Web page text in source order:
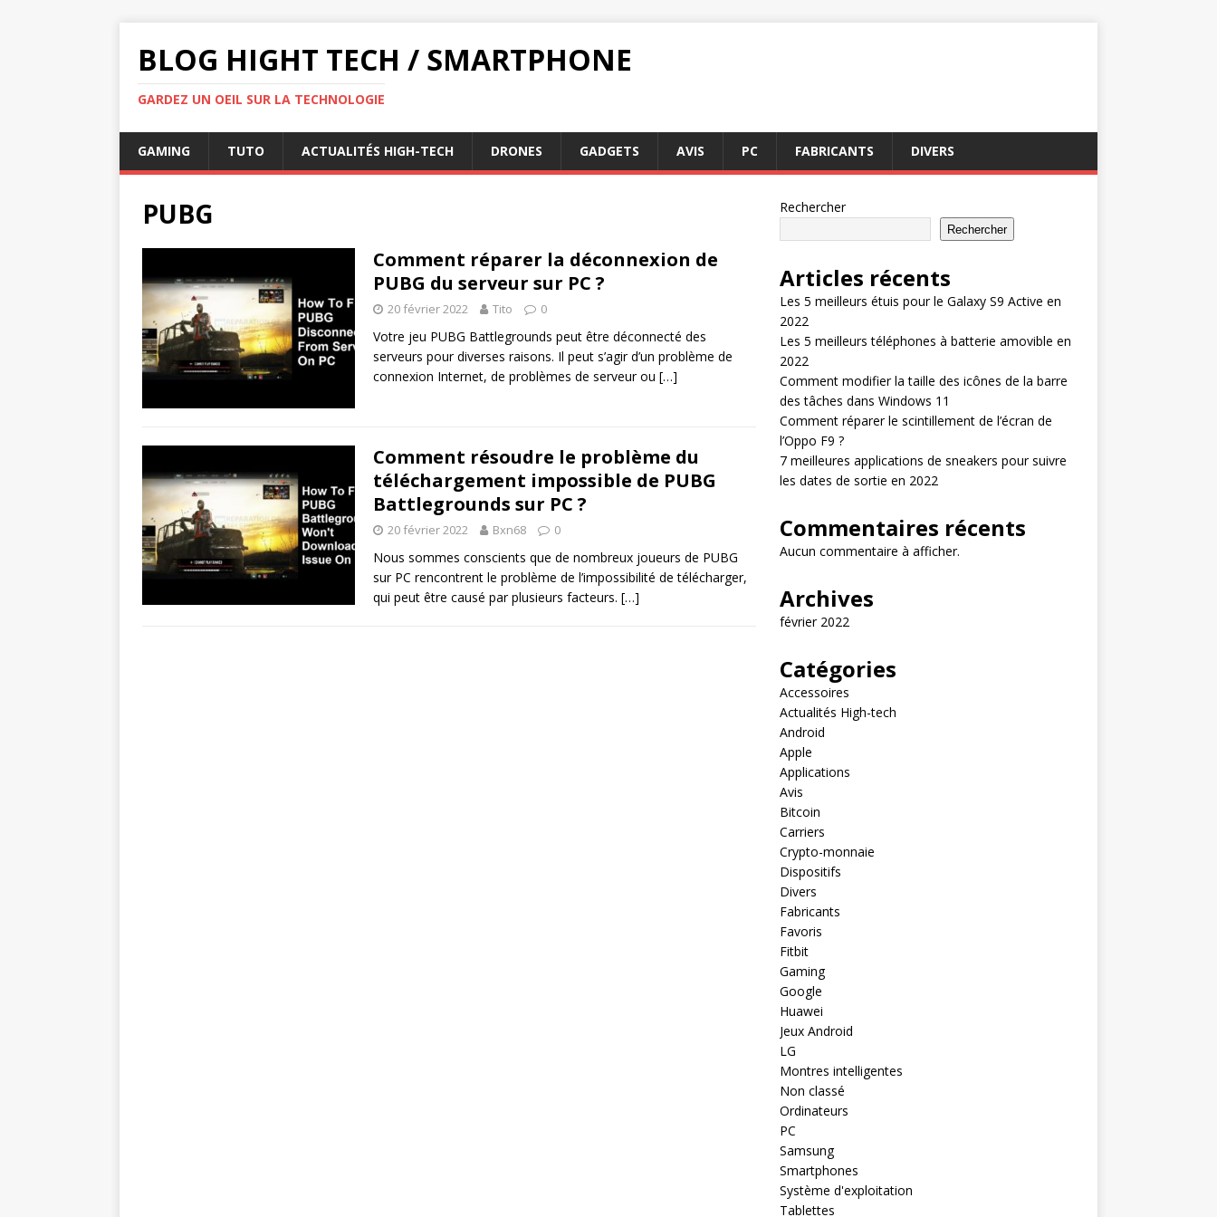
BLOG HIGHT TECH / SMARTPHONE
GARDEZ UN OEIL SUR LA TECHNOLOGIE
GAMING TUTO ACTUALITÉS HIGH-TECH DRONES GADGETS AVIS PC FABRICANTS DIVERS
PUBG
Comment réparer la déconnexion de
PUBG du serveur sur PC ?
20 février 2022 Tito 0
Votre jeu PUBG Battlegrounds peut être déconnecté des
serveurs pour diverses raisons. Il peut s’agir d’un problème de
connexion Internet, de problèmes de serveur ou […]
Comment résoudre le problème du
téléchargement impossible de PUBG
Battlegrounds sur PC ?
20 février 2022 Bxn68 0
Nous sommes conscients que de nombreux joueurs de PUBG
sur PC rencontrent le problème de l’impossibilité de télécharger,
qui peut être causé par plusieurs facteurs. […]
Rechercher
Rechercher
Articles récents
Les 5 meilleurs étuis pour le Galaxy S9 Active en
2022
Les 5 meilleurs téléphones à batterie amovible en
2022
Comment modifier la taille des icônes de la barre
des tâches dans Windows 11
Comment réparer le scintillement de l’écran de
l’Oppo F9 ?
7 meilleures applications de sneakers pour suivre
les dates de sortie en 2022
Commentaires récents
Aucun commentaire à afficher.
Archives
février 2022
Catégories
Accessoires
Actualités High-tech
Android
Apple
Applications
Avis
Bitcoin
Carriers
Crypto-monnaie
Dispositifs
Divers
Fabricants
Favoris
Fitbit
Gaming
Google
Huawei
Jeux Android
LG
Montres intelligentes
Non classé
Ordinateurs
PC
Samsung
Smartphones
Système d'exploitation
Tablettes